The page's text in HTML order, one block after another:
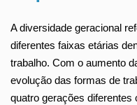
A diversidade geracional
diferentes faixas etárias
trabalho. Com o aumento
evolução das formas de
quatro gerações